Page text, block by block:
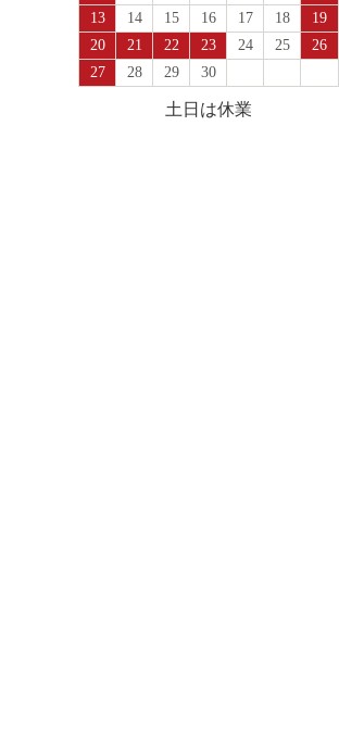
13
14 15 16 17 18
19
20
21 22 23 24 25
26
27
28 29 30
土日は休業